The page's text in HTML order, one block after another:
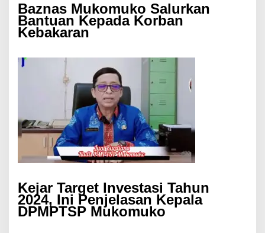
Baznas Mukomuko Salurkan
Bantuan Kepada Korban
Kebakaran
Kejar Target Investasi Tahun
2024, Ini Penjelasan Kepala
DPMPTSP Mukomuko